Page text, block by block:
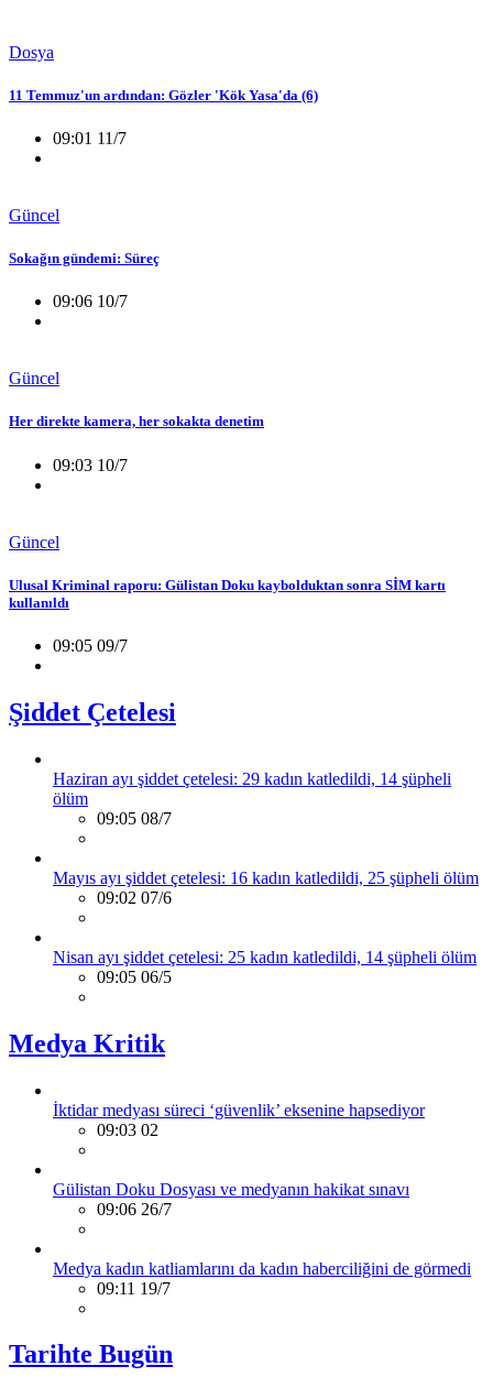
Dosya
11 Temmuz'un ardından: Gözler 'Kök Yasa'da (6)
09:01 11/7
Güncel
Sokağın gündemi: Süreç
09:06 10/7
Güncel
Her direkte kamera, her sokakta denetim
09:03 10/7
Güncel
Ulusal Kriminal raporu: Gülistan Doku kaybolduktan sonra SİM kartı
kullanıldı
09:05 09/7
Şiddet Çetelesi
Haziran ayı şiddet çetelesi: 29 kadın katledildi, 14 şüpheli
ölüm
09:05 08/7
Mayıs ayı şiddet çetelesi: 16 kadın katledildi, 25 şüpheli ölüm
09:02 07/6
Nisan ayı şiddet çetelesi: 25 kadın katledildi, 14 şüpheli ölüm
09:05 06/5
Medya Kritik
İktidar medyası süreci ‘güvenlik’ eksenine hapsediyor
09:03 02
Gülistan Doku Dosyası ve medyanın hakikat sınavı
09:06 26/7
Medya kadın katliamlarını da kadın haberciliğini de görmedi
09:11 19/7
Tarihte Bugün